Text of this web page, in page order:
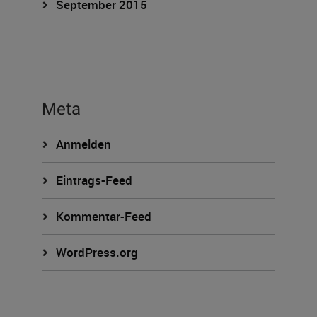
September 2015
Meta
Anmelden
Eintrags-Feed
Kommentar-Feed
WordPress.org